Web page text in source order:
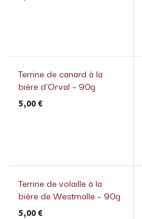
Terrine de canard à la
bière d'Orval – 90g
5,00 €
Terrine de volaille à la
bière de Westmalle – 90g
5,00 €